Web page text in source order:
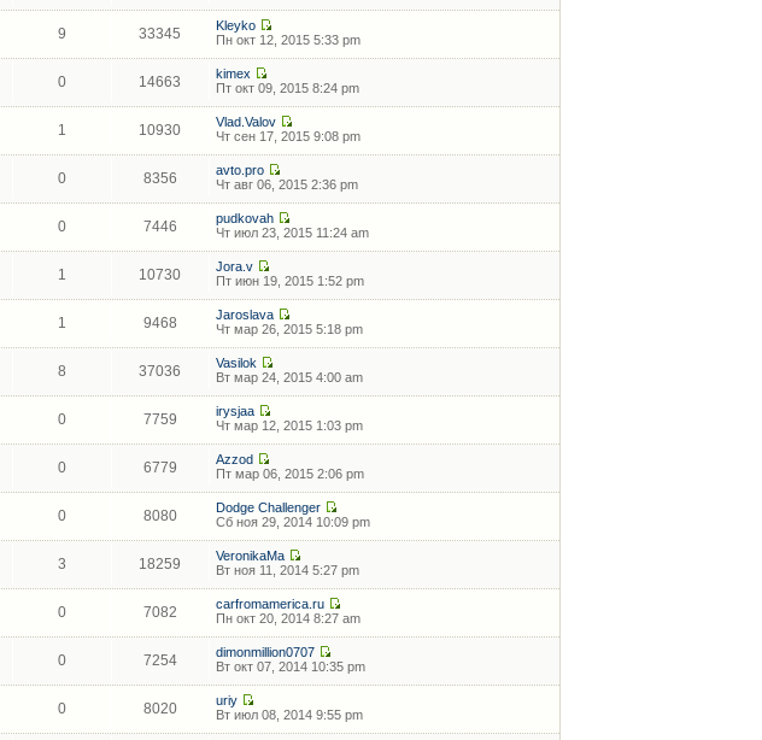
9 33345
Kleyko
Пн окт 12, 2015 5:33 pm
0 14663
kimex
Пт окт 09, 2015 8:24 pm
1 10930
Vlad.Valov
Чт сен 17, 2015 9:08 pm
0 8356
avto.pro
Чт авг 06, 2015 2:36 pm
0 7446
pudkovah
Чт июл 23, 2015 11:24 am
1 10730
Jora.v
Пт июн 19, 2015 1:52 pm
1 9468
Jaroslava
Чт мар 26, 2015 5:18 pm
8 37036
Vasilok
Вт мар 24, 2015 4:00 am
0 7759
irysjaa
Чт мар 12, 2015 1:03 pm
0 6779
Azzod
Пт мар 06, 2015 2:06 pm
0 8080
Dodge Challenger
Сб ноя 29, 2014 10:09 pm
3 18259
VeronikaMa
Вт ноя 11, 2014 5:27 pm
0 7082
carfromamerica.ru
Пн окт 20, 2014 8:27 am
0 7254
dimonmillion0707
Вт окт 07, 2014 10:35 pm
0 8020
uriy
Вт июл 08, 2014 9:55 pm